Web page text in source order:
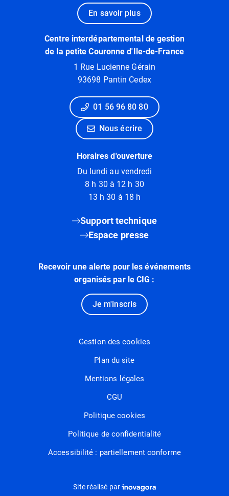
En savoir plus
Centre interdépartemental de gestion
de la petite Couronne d'Ile-de-France
1 Rue Lucienne Gérain
93698 Pantin Cedex
01 56 96 80 80
Nous écrire
Horaires d'ouverture
Du lundi au vendredi
8 h 30 à 12 h 30
13 h 30 à 18 h
Support technique
Espace presse
Recevoir une alerte pour les événements
organisés par le CIG :
Je m'inscris
Gestion des cookies
Plan du site
Mentions légales
CGU
Politique cookies
Politique de confidentialité
Accessibilité : partiellement conforme
Site réalisé parInovagora (ouverture dans un